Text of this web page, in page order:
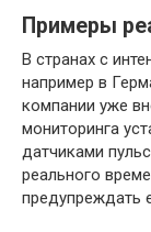
Примеры
В странах с
например в
компании уже
мониторинга
датчиками
реального
предупреждать